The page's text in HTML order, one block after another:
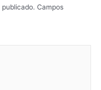
Campos